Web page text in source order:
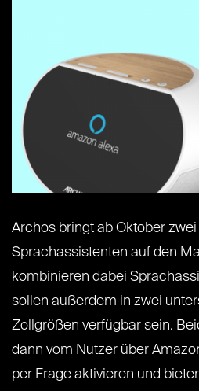
Archos bringt ab Oktober
Sprachassistenten auf den
kombinieren dabei
sollen außerdem in zwei
Zollgrößen verfügbar sein.
dann vom Nutzer über
per Frage aktivieren und